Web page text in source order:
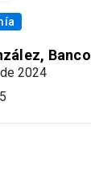
2024